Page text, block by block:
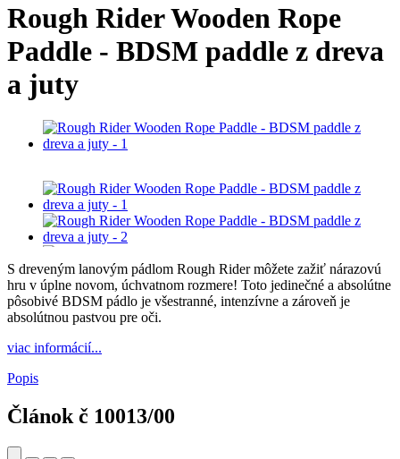
Rough Rider Wooden Rope
Paddle - BDSM paddle z dreva
a juty
S dreveným lanovým pádlom Rough Rider môžete zažiť nárazovú
hru v úplne novom, úchvatnom rozmere! Toto jedinečné a absolútne
pôsobivé BDSM pádlo je všestranné, intenzívne a zároveň je
absolútnou pastvou pre oči.
viac informácií...
Popis
Článok č 10013/00